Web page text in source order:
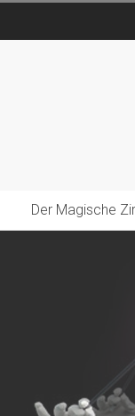
Der Magische